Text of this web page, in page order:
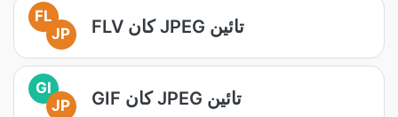
FL
JP
FLV کان JPEG تائين
GI
JP
GIF کان JPEG تائين